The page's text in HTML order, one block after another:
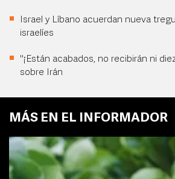
Israel y Líbano acuerdan nueva
israelíes
"¡Están acabados, no recibirán ni
sobre Irán
MÁS EN EL INFORMADOR